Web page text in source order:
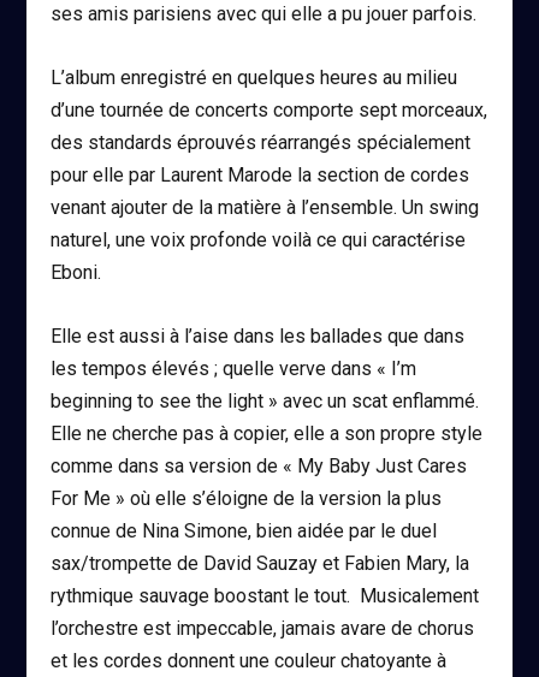
ses amis parisiens avec qui elle a pu jouer parfois.
L’album enregistré en quelques heures au milieu
d’une tournée de concerts comporte sept morceaux,
des standards éprouvés réarrangés spécialement
pour elle par Laurent Marode la section de cordes
venant ajouter de la matière à l’ensemble. Un swing
naturel, une voix profonde voilà ce qui caractérise
Eboni.
Elle est aussi à l’aise dans les ballades que dans
les tempos élevés ; quelle verve dans « I’m
beginning to see the light » avec un scat enflammé.
Elle ne cherche pas à copier, elle a son propre style
comme dans sa version de « My Baby Just Cares
For Me » où elle s’éloigne de la version la plus
connue de Nina Simone, bien aidée par le duel
sax/trompette de David Sauzay et Fabien Mary, la
rythmique sauvage boostant le tout. Musicalement
l’orchestre est impeccable, jamais avare de chorus
et les cordes donnent une couleur chatoyante à